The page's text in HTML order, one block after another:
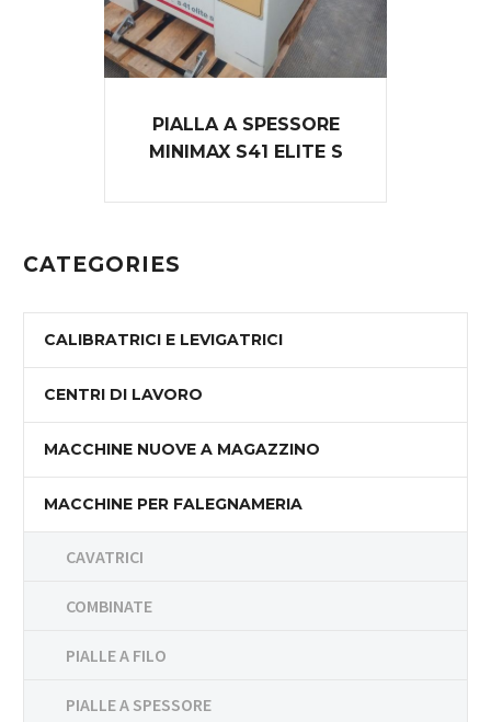
PIALLA A SPESSORE
MINIMAX S41 ELITE S
CATEGORIES
CALIBRATRICI E LEVIGATRICI
CENTRI DI LAVORO
MACCHINE NUOVE A MAGAZZINO
MACCHINE PER FALEGNAMERIA
CAVATRICI
COMBINATE
PIALLE A FILO
PIALLE A SPESSORE